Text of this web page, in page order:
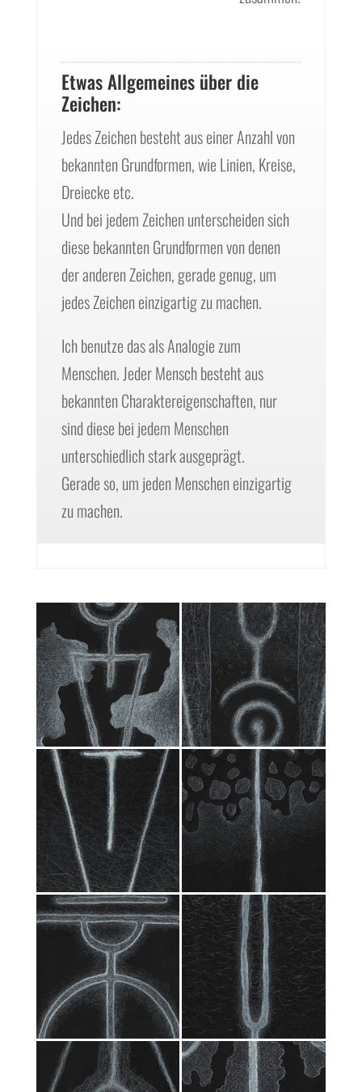
Etwas Allgemeines über die
Zeichen:
Jedes Zeichen besteht aus einer Anzahl von
bekannten Grundformen, wie Linien, Kreise,
Dreiecke etc.
Und bei jedem Zeichen unterscheiden sich
diese bekannten Grundformen von denen
der anderen Zeichen, gerade genug, um
jedes Zeichen einzigartig zu machen.
Ich benutze das als Analogie zum
Menschen. Jeder Mensch besteht aus
bekannten Charaktereigenschaften, nur
sind diese bei jedem Menschen
unterschiedlich stark ausgeprägt.
Gerade so, um jeden Menschen einzigartig
zu machen.